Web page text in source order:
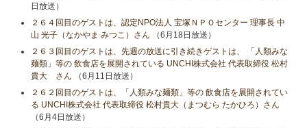
日放送）
２６４回目のゲストは、認定NPO法人 宝塚ＮＰＯセンター 理事長 中
山 光子（なかやま みつこ）さん （6月18日放送）
２６３回目のゲストは、先週の放送に引き続きゲストは、 「人類みな
麺類」等の 飲食店を展開されている UNCHI株式会社 代表取締役 松村
貴大 さん （6月11日放送）
２６２回目のゲストは、「人類みな麺類」等の 飲食店を展開されてい
る UNCHI株式会社 代表取締役 松村貴大（まつむら たかひろ）さん
（6月4日放送）